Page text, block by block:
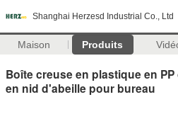
Shanghai Herzesd Industrial Co., Ltd
Maison Produits
Boîte creuse en plastique en
en nid d'abeille pour bureau